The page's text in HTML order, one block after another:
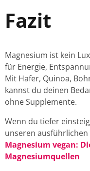
Fazit
Magnesium ist kein
für Energie,
Mit Hafer, Quinoa,
kannst du deinen
ohne Supplemente.
Wenn du tiefer
unseren ausführlichen
Magnesium vegan:
Magnesiumquellen